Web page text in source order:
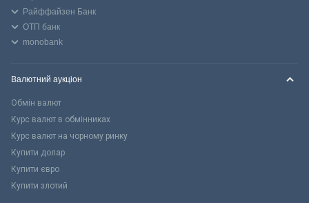
Райффайзен Банк
ОТП банк
monobank
Валютний аукціон
Обмін валют
Курс валют в обмінниках
Курс валют на чорному ринку
Купити долар
Купити євро
Купити злотий